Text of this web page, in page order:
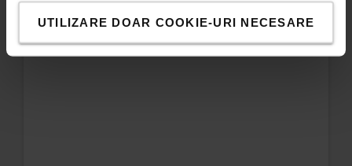
UTILIZARE DOAR COOKIE-URI NECESARE